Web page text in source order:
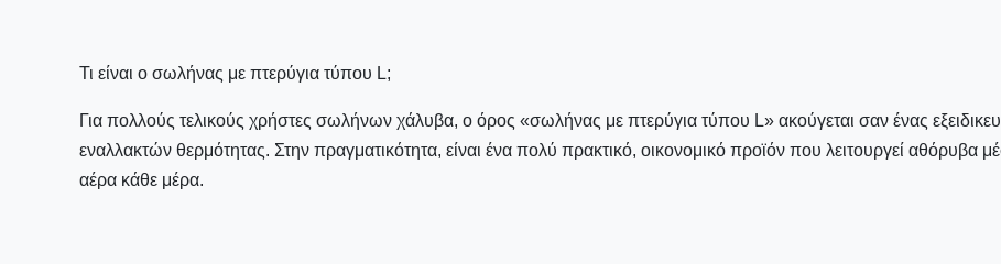
Τι είναι ο σωλήνας με πτερύγια τύπου L;
Για πολλούς τελικούς χρήστες σωλήνων χάλυβα, ο όρος «σωλήνας με πτερύγια τύπου L» ακούγεται σαν ένας
εναλλακτών θερμότητας. Στην πραγματικότητα, είναι ένα πολύ πρακτικό, οικονομικό προϊόν που λειτουργεί αθόρυβα
αέρα κάθε μέρα.